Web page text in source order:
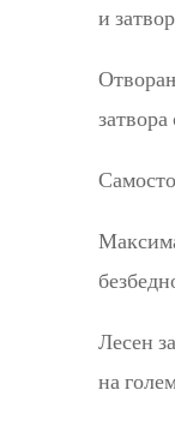
и
Лесен
на